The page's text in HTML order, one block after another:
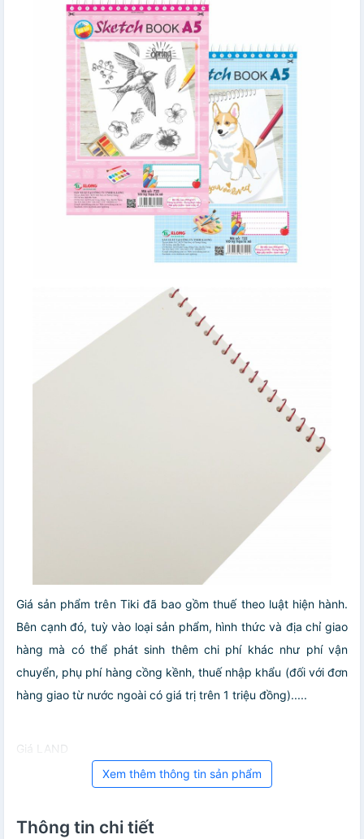
Giá sản phẩm trên Tiki đã bao gồm thuế theo luật hiện hành.
Bên cạnh đó, tuỳ vào loại sản phẩm, hình thức và địa chỉ giao
hàng mà có thể phát sinh thêm chi phí khác như phí vận
chuyển, phụ phí hàng cồng kềnh, thuế nhập khẩu (đối với đơn
hàng giao từ nước ngoài có giá trị trên 1 triệu đồng).....
Giá LAND
Xem thêm thông tin sản phẩm
Thông tin chi tiết